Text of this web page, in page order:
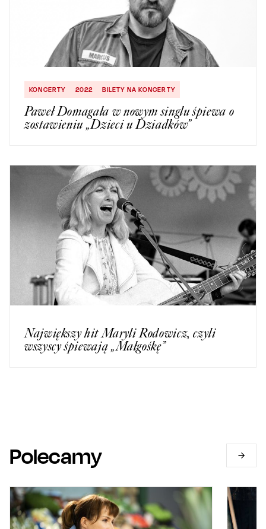
KONCERTY 2022 BILETY NA KONCERTY
Paweł Domagała w nowym singlu śpiewa o
zostawieniu „Dzieci u Dziadków”
Największy hit Maryli Rodowicz, czyli
wszyscy śpiewają „Małgośkę”
Polecamy